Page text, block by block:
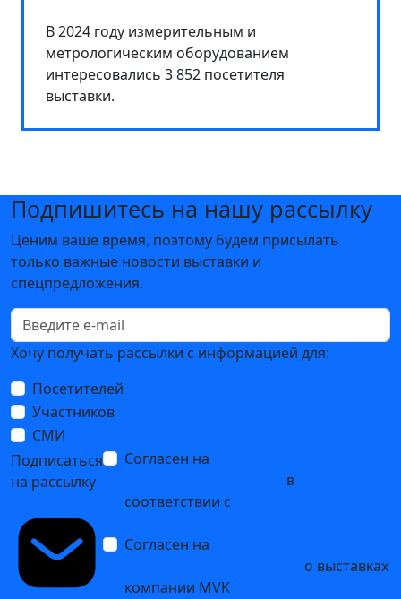
В 2024 году измерительным и
метрологическим оборудованием
интересовались 3 852 посетителя
выставки.
Подпишитесь на нашу рассылку
Ценим ваше время, поэтому будем присылать
только важные новости выставки и
спецпредложения.
Хочу получать рассылки с информацией для:
Посетителей
Участников
СМИ
Подписаться
на рассылку
Согласен на
в
соответствии с
Согласен на
о выставках
компании MVK